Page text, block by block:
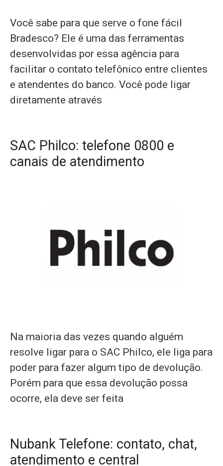
Você sabe para que serve o fone fácil
Bradesco? Ele é uma das ferramentas
desenvolvidas por essa agência para
facilitar o contato telefônico entre clientes
e atendentes do banco. Você pode ligar
diretamente através
SAC Philco: telefone 0800 e
canais de atendimento
Na maioria das vezes quando alguém
resolve ligar para o SAC Philco, ele liga para
poder para fazer algum tipo de devolução.
Porém para que essa devolução possa
ocorre, ela deve ser feita
Nubank Telefone: contato, chat,
atendimento e central